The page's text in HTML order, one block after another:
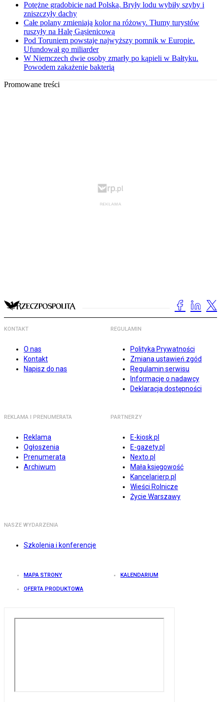
Potężne gradobicie nad Polską. Bryły lodu wybiły szyby i
zniszczyły dachy
Całe polany zmieniają kolor na różowy. Tłumy turystów
ruszyły na Halę Gąsienicową
Pod Toruniem powstaje najwyższy pomnik w Europie.
Ufundował go miliarder
W Niemczech dwie osoby zmarły po kąpieli w Bałtyku.
Powodem zakażenie bakterią
Promowane treści
KONTAKT
O nas
Kontakt
Napisz do nas
REGULAMIN
Polityka Prywatności
Zmiana ustawień zgód
Regulamin serwisu
Informacje o nadawcy
Deklaracja dostępności
REKLAMA I PRENUMERATA
Reklama
Ogłoszenia
Prenumerata
Archiwum
PARTNERZY
E-kiosk.pl
E-gazety.pl
Nexto.pl
Mała księgowość
Kancelarierp.pl
Wieści Rolnicze
Życie Warszawy
NASZE WYDARZENIA
Szkolenia i konferencje
MAPA STRONY KALENDARIUM
OFERTA PRODUKTOWA